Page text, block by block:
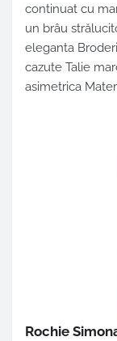
continuat cu
un brâu
eleganta
cazute Talie
asimetrica
Rochie